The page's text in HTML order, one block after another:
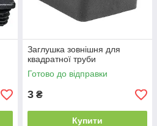
Заглушка зовнішня для
квадратної труби
Готово до відправки
3 ₴
Купити